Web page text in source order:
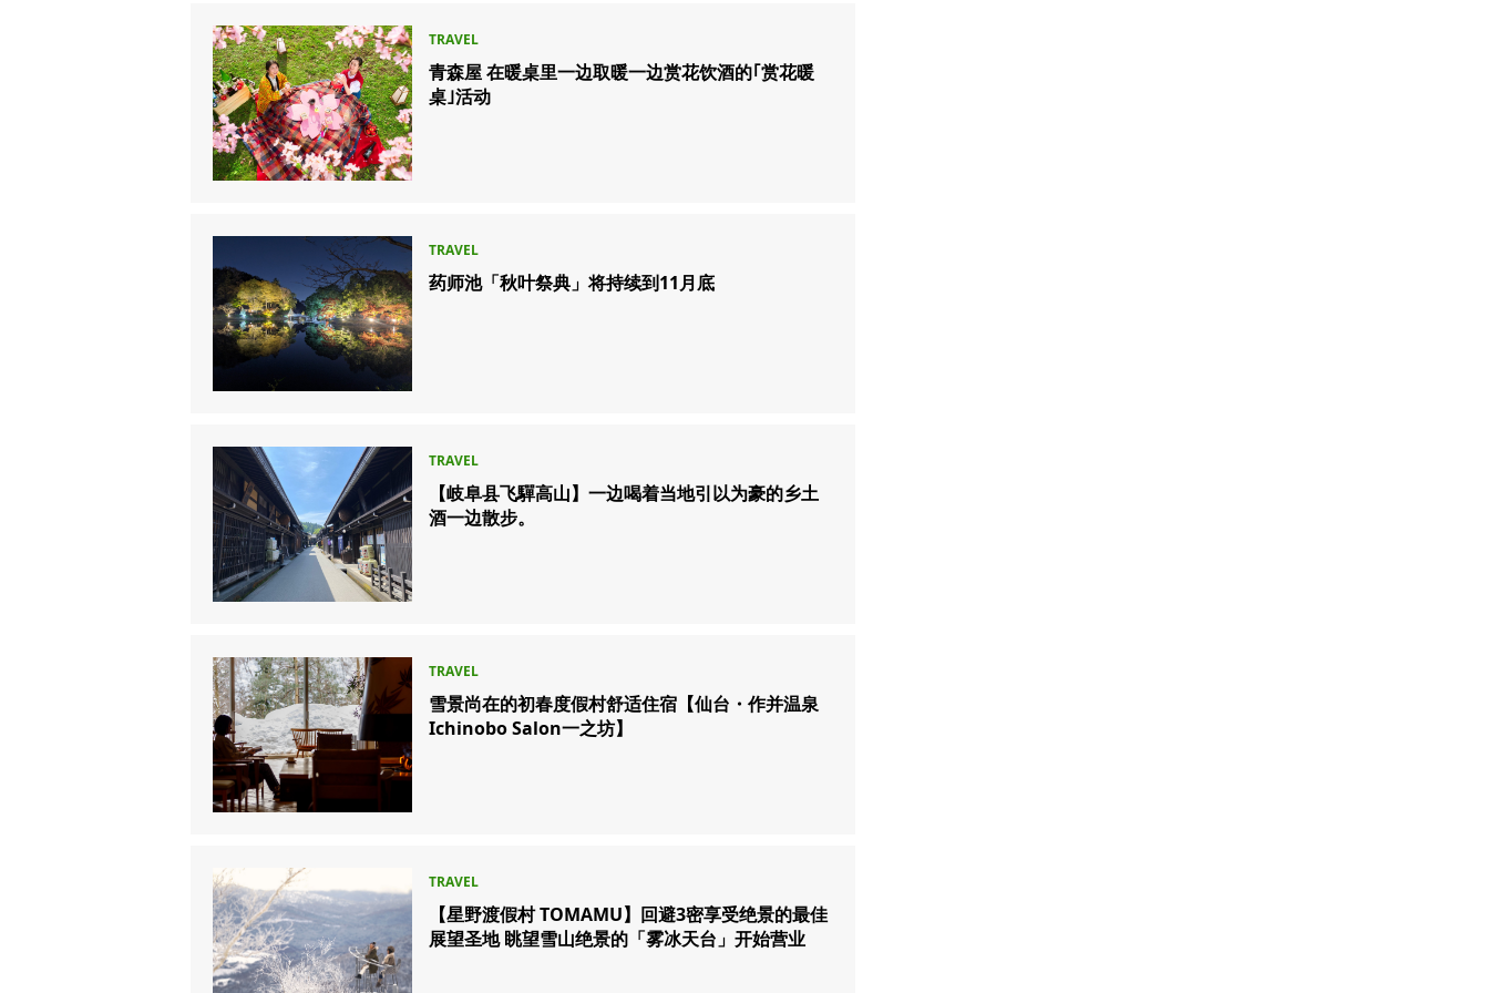
青森屋 在暖桌里一边取暖一边赏花饮酒的｢赏花暖
桌｣活动
药师池「秋叶祭典」将持续到11月底
【岐阜县飞驒高山】一边喝着当地引以为豪的乡土
酒一边散步。
雪景尚在的初春度假村舒适住宿【仙台・作并温泉
Ichinobo Salon⼀之坊】
【星野渡假村 TOMAMU】回避3密享受绝景的最佳
展望圣地 眺望雪山绝景的「雾冰天台」开始营业